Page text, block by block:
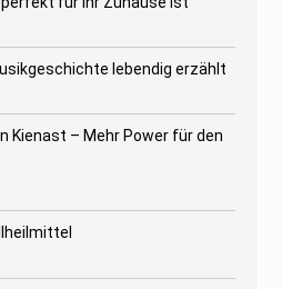
lebendig erzählt
Kienast – Mehr Power für den